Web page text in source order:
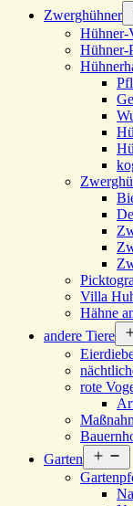
Zwerghühner
Hühner-
Hühner-
Villa
Hähne
andere Tiere
rote
Garten